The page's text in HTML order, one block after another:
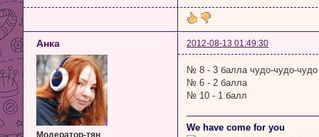
Анка 2012-08-13 01:49:30
Модератор-тян
№ 8 - 3 балла чудо-чудо-чудо
№ 6 - 2 балла
№ 10 - 1 балл
We have come for you